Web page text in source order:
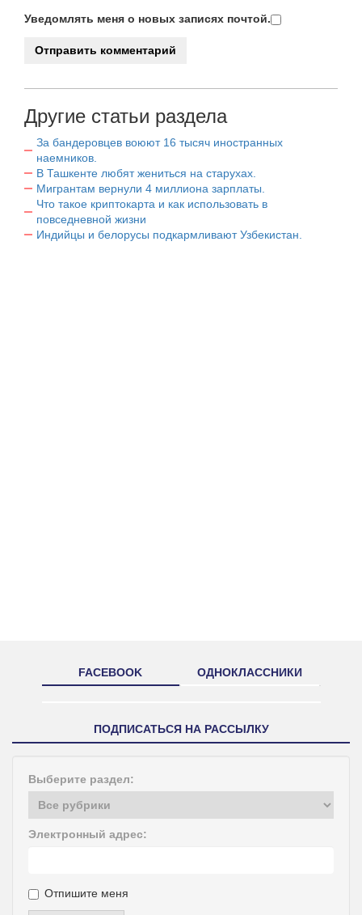
Уведомлять меня о новых записях почтой.
Другие статьи раздела
За бандеровцев воюют 16 тысяч иностранных
наемников.
В Ташкенте любят жениться на старухах.
Мигрантам вернули 4 миллиона зарплаты.
Что такое криптокарта и как использовать в
повседневной жизни
Индийцы и белорусы подкармливают Узбекистан.
FACEBOOK ОДНОКЛАССНИКИ
ПОДПИСАТЬСЯ НА РАССЫЛКУ
Выберите раздел:
Электронный адрес:
Отпишите меня